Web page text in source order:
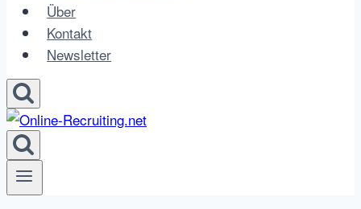
Über
Kontakt
Newsletter